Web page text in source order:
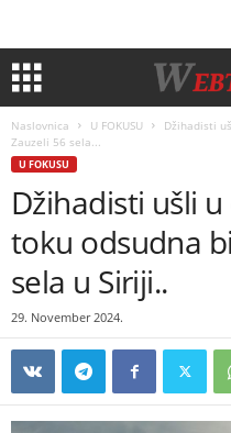
Naslovnica U FOKUSU
Džihadisti
Zauzeli 56 sela...
U FOKUSU
Džihadisti ušli
toku odsudna
sela u Siriji..
29. November 2024.